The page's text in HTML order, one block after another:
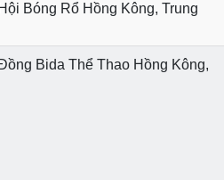
Bóng Rổ Hồng Kông, Trung
Bida Thể Thao Hồng Kông,